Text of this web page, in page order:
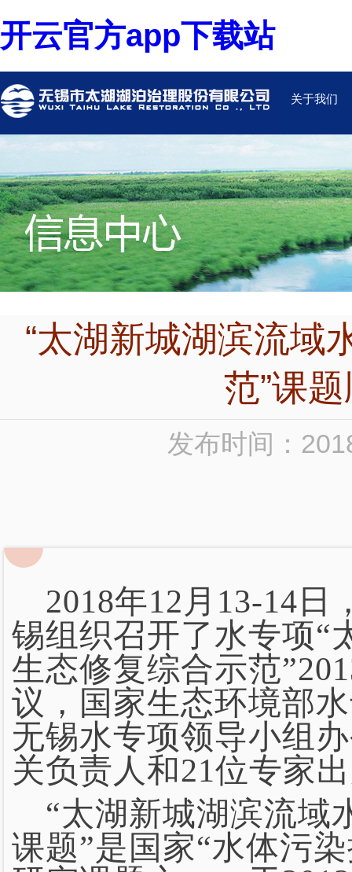
开云官方app下载站
关于我们
“太湖新城湖滨流域
范”课
发布时间：
2018年12月13-14日
锡组织召开了水专项“
生态修复综合示范
议，国家生态环境部
无锡水专项领导小组
关负责人和21位专家
“太湖新城湖滨流域
课题”是国家“水体污